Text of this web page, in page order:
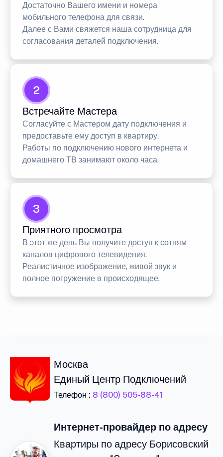
Достаточно Вашего имени и номера
мобильного телефона для связи.
Далее с Вами свяжется наша сотрудница для
согласования деталей подключения.
2
Встречайте Мастера
Согласуйте с Мастером дату подключения и
предоставьте ему доступ в квартиру.
Работы по подключению нового интернета и
домашнего ТВ занимают около часа.
3
Приятного просмотра
В этот же день Вы получите доступ к сотням
каналов цифрового телевидения.
Реалистичное изображение, живой звук и
полное погружение в происходящее.
Москва
Единый Центр Подключений
Телефон : 8 (800) 505-88-41
Интернет-провайдер по адресу
Квартиры по адресу Борисовский